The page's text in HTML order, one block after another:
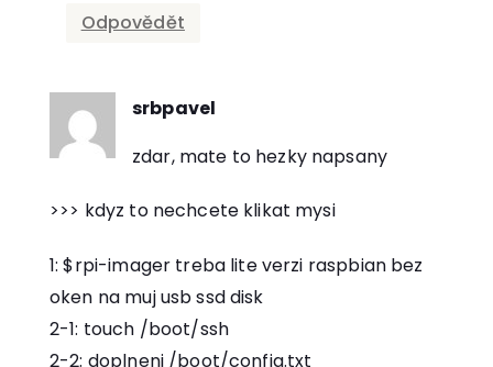
Odpovědět
srbpavel
zdar, mate to hezky napsany
>>> kdyz to nechcete klikat mysi
1: $rpi-imager treba lite verzi raspbian bez
oken na muj usb ssd disk
2-1: touch /boot/ssh
2-2: doplneni /boot/config.txt